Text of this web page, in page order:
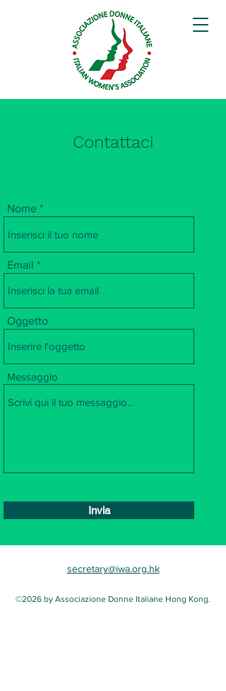
Contattaci
Nome
Email
Oggetto
Messaggio
Invia
secretary@iwa.org.hk
©2026 by Associazione Donne Italiane Hong Kong.